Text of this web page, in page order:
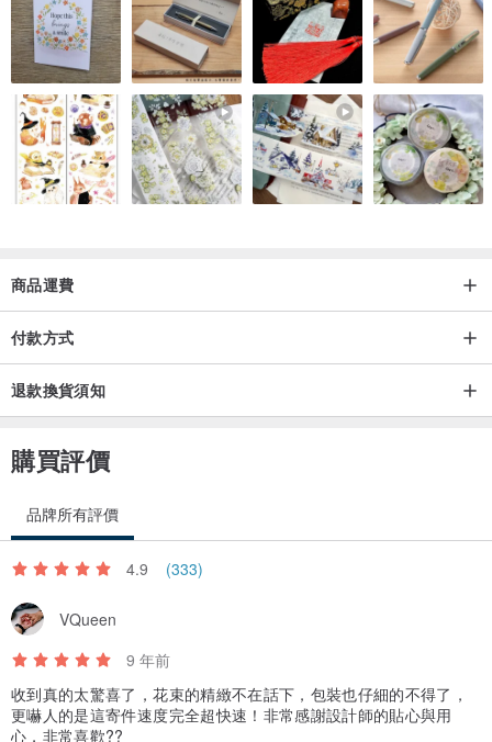
商品運費
付款方式
退款換貨須知
購買評價
品牌所有評價
4.9 (333)
VQueen
9 年前
收到真的太驚喜了，花束的精緻不在話下，包裝也仔細的不得了，
更嚇人的是這寄件速度完全超快速！非常感謝設計師的貼心與用
心，非常喜歡??